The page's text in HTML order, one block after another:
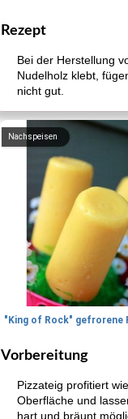
Rezept
Bei der Herstellung
Nudelholz klebt,
nicht gut.
Nachspeisen
Vorbereitung
Pizzateig profitiert
Oberfläche und
hart und bräunt